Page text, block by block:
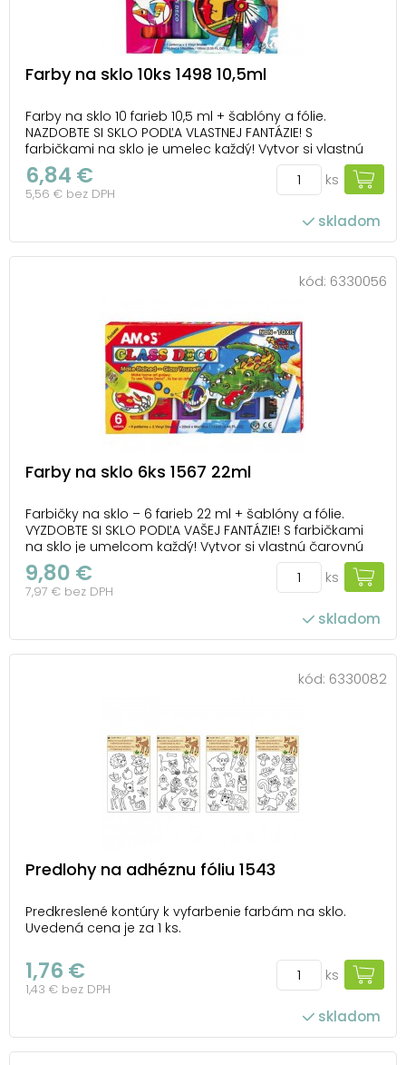
Farby na sklo 10ks 1498 10,5ml
Farby na sklo 10 farieb 10,5 ml + šablóny a fólie.
NAZDOBTE SI SKLO PODĽA VLASTNEJ FANTÁZIE! S
farbičkami na sklo je umelec každý! Vytvor si vlastnú
kúzelnú výzdobu! Vhodné na okno, zrkadlo, dlaždice, ai.
Farby sú netoxické. BALENIE OBSAHUJE: - 9 ks farieb na
sklo 10,5 ml (žltá, oranžová, ...
6,84 €
5,56 € bez DPH
ks
skladom
kód: 6330056
Farby na sklo 6ks 1567 22ml
Farbičky na sklo – 6 farieb 22 ml + šablóny a fólie.
VYZDOBTE SI SKLO PODĽA VAŠEJ FANTÁZIE! S farbičkami
na sklo je umelcom každý! Vytvor si vlastnú čarovnú
výzdobu! Vhodné na okno, zrkadlo, dlaždice a i. Farby
sú netoxické. BALENIE OBSAHUJE: - 5 ks farieb na sklo 22
ml (červená, žltá, m...
9,80 €
7,97 € bez DPH
ks
skladom
kód: 6330082
Predlohy na adhéznu fóliu 1543
Predkreslené kontúry k vyfarbenie farbám na sklo.
Uvedená cena je za 1 ks.
1,76 €
1,43 € bez DPH
ks
skladom